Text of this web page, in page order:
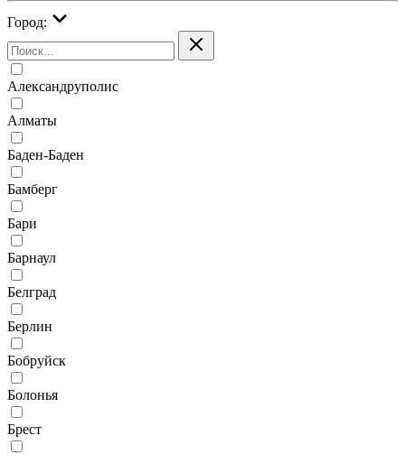
Город:
Александруполис
Алматы
Баден-Баден
Бамберг
Бари
Барнаул
Белград
Берлин
Бобруйск
Болонья
Брест